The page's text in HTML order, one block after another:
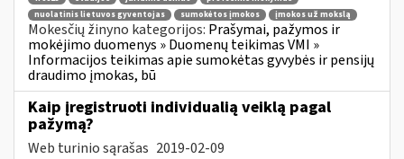
nuolatinis lietuvos gyventojas
sumokėtos įmokos įmokos už mokslą
Mokesčių žinyno kategorijos: Prašymai, pažymos ir
mokėjimo duomenys » Duomenų teikimas VMI »
Informacijos teikimas apie sumokėtas gyvybės ir pensijų
draudimo įmokas, bū
Kaip įregistruoti individualią veiklą pagal
pažymą?
Web turinio sąrašas 2019-02-09